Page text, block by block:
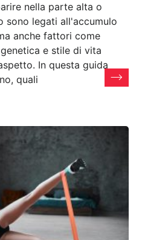
nella parte alta o
sono legati all'accumulo
anche fattori come
e stile di vita
In questa guida
quali